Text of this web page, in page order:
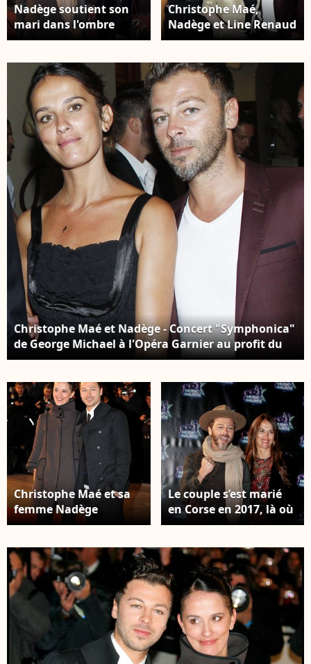
Nadège soutient son
mari dans l'ombre
Christophe Mae et sa
Sarron aux 18e NRJ
Music Awards, à
Cannes, le 12
novembre 2016. Photo
par
Syspeo.c/ANDBZ/ABACAPRESS.COM
Christophe Maé,
Nadège et Line Renaud
- Concert
George Michael à
l'Opéra Garnier au
profit du Sidaction à
Paris, le 9 septembre
2012. © BERTRAND
RINDOFF PETROFF /
BESTIMAGE
Christophe Maé et Nadège - Concert "Symphonica"
de George Michael à l'Opéra Garnier au profit du
Sidaction à Paris, le 9 septembre 2012. ©
Christophe Maé et sa
femme Nadège
assistent à la 10ème
Awards 2009, au Palais
des Festivals de
Cannes, France, le 17
janvier 2009. Photo par
Orban-
Gouhier/ABACAPRESS.COM
Le couple s’est marié
en Corse en 2017, là où
leur histoire avait
Maé et sa femme
Nadège à la 18ème
cérémonie des "NRJ
Music Awards" au
Palais des Festivals à
Cannes, le 12
novembre 2016. ©